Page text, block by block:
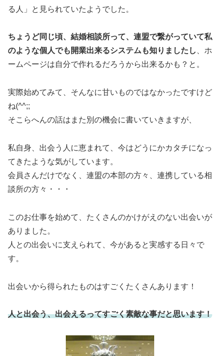
る人」と見られていたようでした。
ちょうど同じ頃、結婚相談所って、連盟で繋がっていて私
のような個人でも開業出来るシステムも知りましたし
、ホ
ームページは自分で作れるだろうから出来るかも？と。
実際始めてみて、そんなに甘いものではなかったですけど
ね(^^;;
そこらへんの話はまた別の機会に書いていきますが、
私自身、出会う人に恵まれて、今はどうにかカタチになっ
てきたような気がしています。
会員さんだけでなく、連盟の本部の方々、連携している相
談所の方々・・・
このお仕事を始めて、たくさんのかけがえのない出会いが
ありました。
人との出会いに支えられて、今があると実感する日々で
す。
出会いから得られたものはすごくたくさんあります！
人と出会う、出会えるってすごく素敵な事だと思います！